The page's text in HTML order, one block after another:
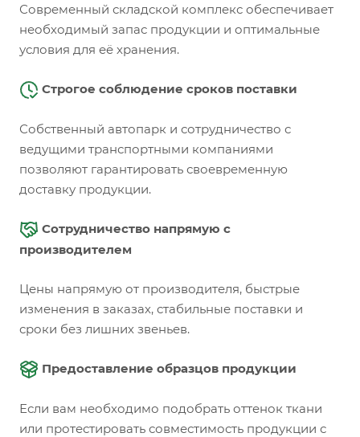
Современный складской комплекс обеспечивает
необходимый запас продукции и оптимальные
условия для её хранения.
Строгое соблюдение сроков поставки
Собственный автопарк и сотрудничество с
ведущими транспортными компаниями
позволяют гарантировать своевременную
доставку продукции.
Сотрудничество напрямую с
производителем
Цены напрямую от производителя, быстрые
изменения в заказах, стабильные поставки и
сроки без лишних звеньев.
Предоставление образцов продукции
Если вам необходимо подобрать оттенок ткани
или протестировать совместимость продукции с